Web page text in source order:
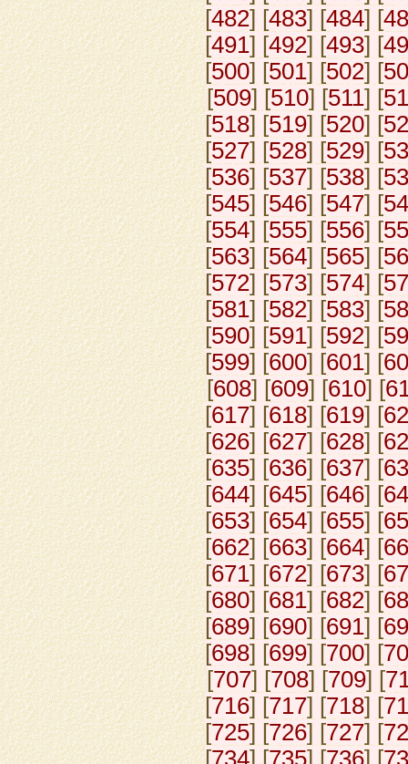
[482] [483] [484] [
[491] [492] [493] [
[500] [501] [502] [
[509] [510] [511] [
[518] [519] [520] [
[527] [528] [529] [
[536] [537] [538] [
[545] [546] [547] [
[554] [555] [556] [
[563] [564] [565] [
[572] [573] [574] [
[581] [582] [583] [
[590] [591] [592] [
[599] [600] [601] [
[608] [609] [610] [
[617] [618] [619] [
[626] [627] [628] [
[635] [636] [637] [
[644] [645] [646] [
[653] [654] [655] [
[662] [663] [664] [
[671] [672] [673] [
[680] [681] [682] [
[689] [690] [691] [
[698] [699] [700] [
[707] [708] [709] [
[716] [717] [718] [
[725] [726] [727] [